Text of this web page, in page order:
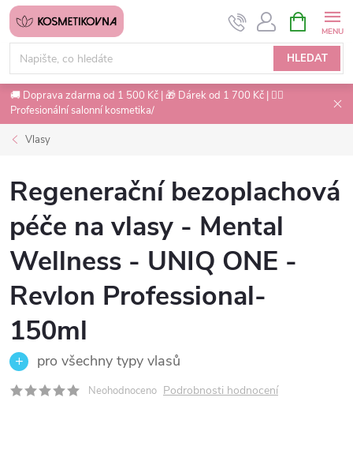
Přejít
obsah
HLEDAT
NÁKUPNÍ
KOŠÍK
🚚 Doprava zdarma od 1 500 Kč | 🎁 Dárek od 1 700 Kč | 💇‍♀️
Profesionální salonní kosmetika/
Vlasy
Regenerační bezoplachová
péče na vlasy - Mental
Wellness - UNIQ ONE -
Revlon Professional-
150ml
pro všechny typy vlasů
Neohodnoceno Podrobnosti hodnocení